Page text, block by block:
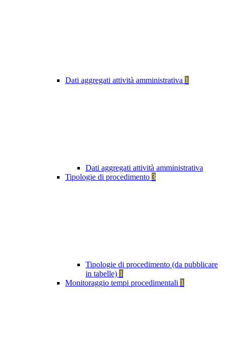
Dati aggregati attività amministrativa 1
Dati aggregati attività amministrativa
Tipologie di procedimento 3
Tipologie di procedimento (da pubblicare
in tabelle) 1
Monitoraggio tempi procedimentali 1